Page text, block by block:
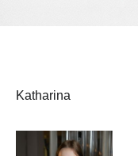
Katharina